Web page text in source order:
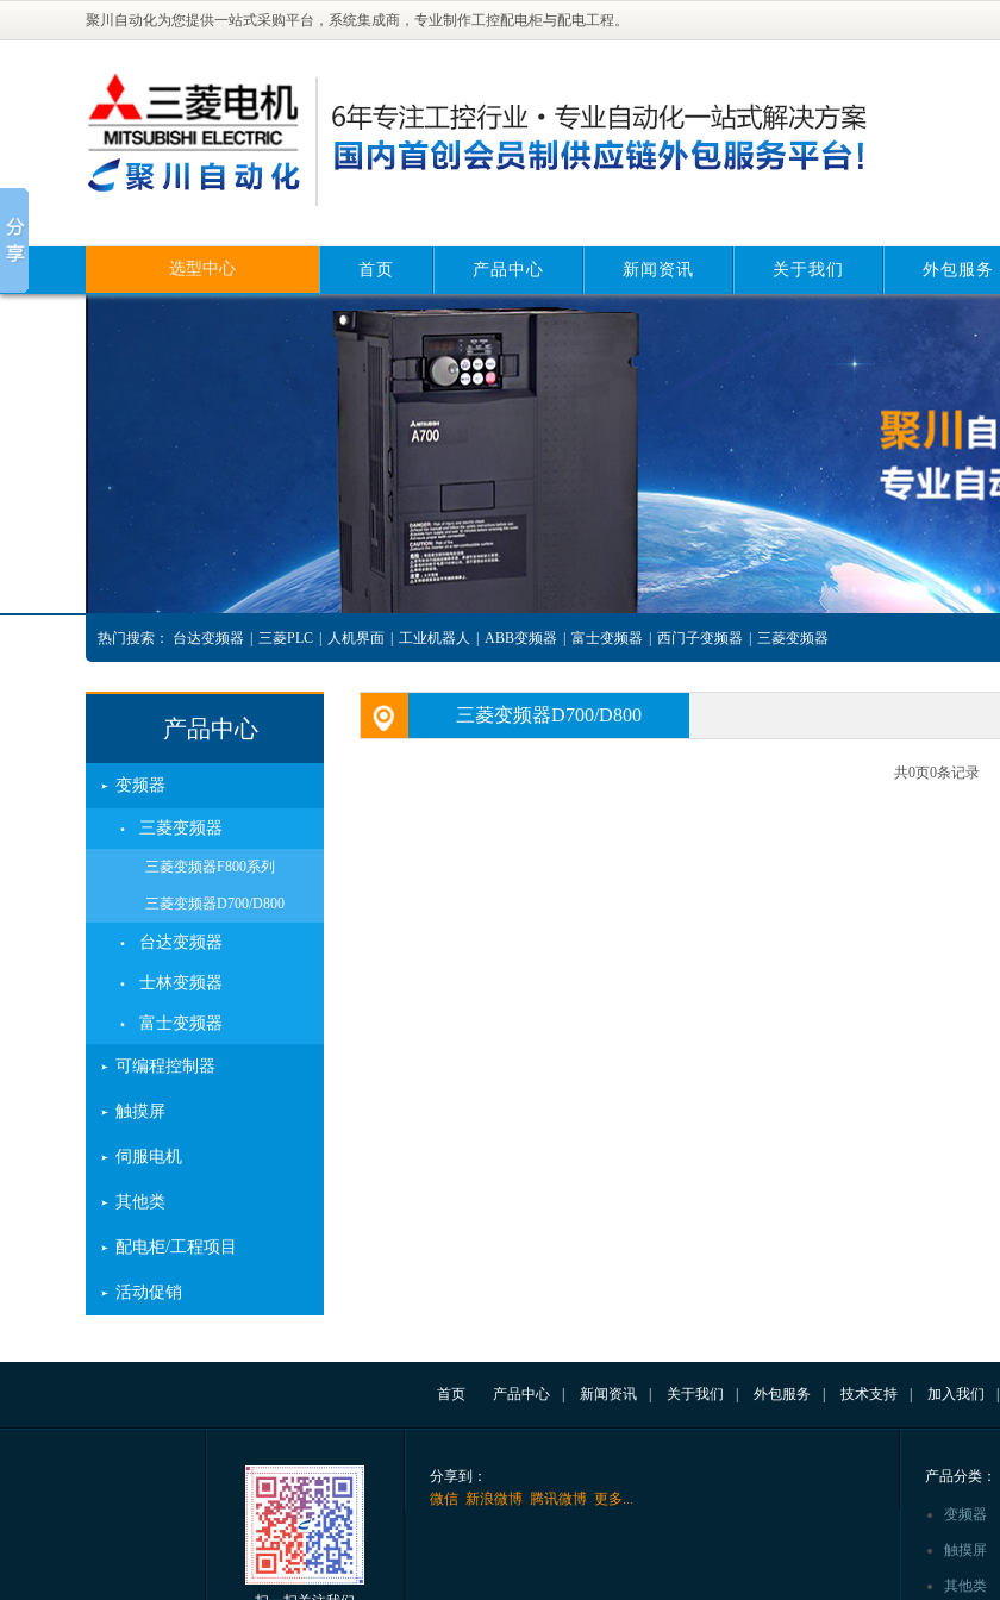
聚川自动化为您提供一站式采购平台，系统集成商，专业制作工控配电柜与配电工程。
选型中心 首页 产品中心 新闻资讯 关于我们 外包服务
热门搜索： 台达变频器 | 三菱PLC | 人机界面 | 工业机器人 | ABB变频器 | 富士变频器 | 西门子变频器 | 三菱变频器
产品中心
变频器
三菱变频器
三菱变频器F800系列
三菱变频器D700/D800
台达变频器
士林变频器
富士变频器
可编程控制器
触摸屏
伺服电机
其他类
配电柜/工程项目
活动促销
三菱变频器D700/D800
共0页0条记录
首页 产品中心 | 新闻资讯 | 关于我们 | 外包服务 | 技术支持 | 加入我们 |
分享到：
微信 新浪微博 腾讯微博 更多...
产品分类：
变频器
触摸屏
其他类